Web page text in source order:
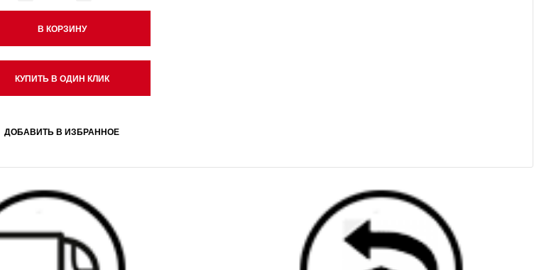
В КОРЗИНУ
КУПИТЬ В ОДИН КЛИК
ДОБАВИТЬ В ИЗБРАННОЕ